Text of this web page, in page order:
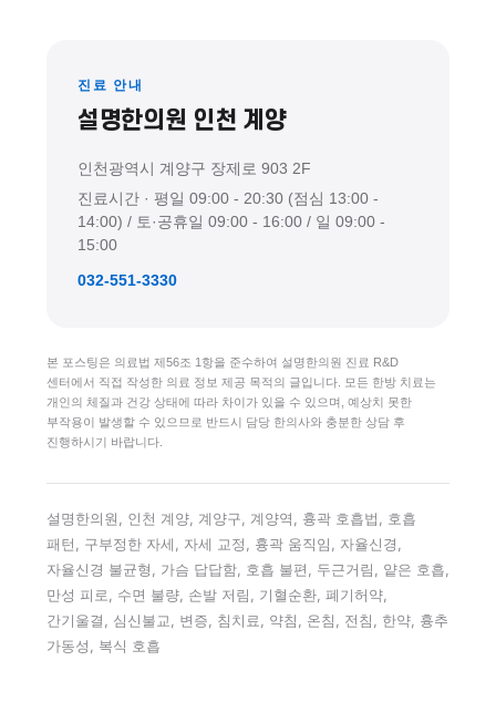
진료 안내
설명한의원 인천 계양
인천광역시 계양구 장제로 903 2F
진료시간 · 평일 09:00 - 20:30 (점심 13:00 -
14:00) / 토·공휴일 09:00 - 16:00 / 일 09:00 -
15:00
032-551-3330
본 포스팅은 의료법 제56조 1항을 준수하여 설명한의원 진료 R&D
센터에서 직접 작성한 의료 정보 제공 목적의 글입니다. 모든 한방 치료는
개인의 체질과 건강 상태에 따라 차이가 있을 수 있으며, 예상치 못한
부작용이 발생할 수 있으므로 반드시 담당 한의사와 충분한 상담 후
진행하시기 바랍니다.
설명한의원, 인천 계양, 계양구, 계양역, 흉곽 호흡법, 호흡
패턴, 구부정한 자세, 자세 교정, 흉곽 움직임, 자율신경,
자율신경 불균형, 가슴 답답함, 호흡 불편, 두근거림, 얕은 호흡,
만성 피로, 수면 불량, 손발 저림, 기혈순환, 폐기허약,
간기울결, 심신불교, 변증, 침치료, 약침, 온침, 전침, 한약, 흉추
가동성, 복식 호흡